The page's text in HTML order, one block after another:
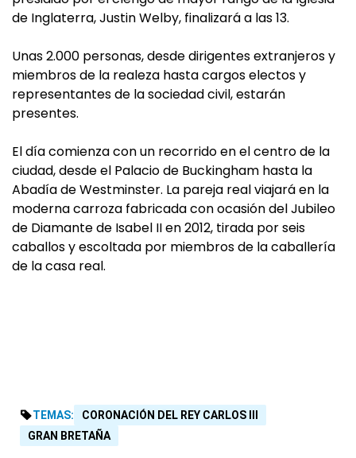
de Inglaterra, Justin Welby, finalizará a las 13.
Unas 2.000 personas, desde dirigentes extranjeros y
miembros de la realeza hasta cargos electos y
representantes de la sociedad civil, estarán
presentes.
El día comienza con un recorrido en el centro de la
ciudad, desde el Palacio de Buckingham hasta la
Abadía de Westminster. La pareja real viajará en la
moderna carroza fabricada con ocasión del Jubileo
de Diamante de Isabel II en 2012, tirada por seis
caballos y escoltada por miembros de la caballería
de la casa real.
TEMAS:
CORONACIÓN DEL REY CARLOS III
GRAN BRETAÑA